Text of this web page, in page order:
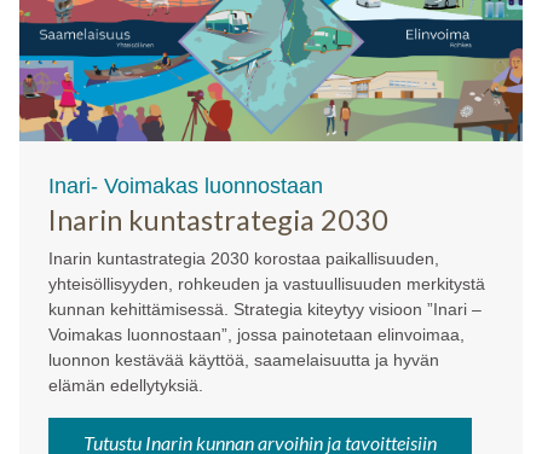
Inari- Voimakas luonnostaan
Inarin kuntastrategia 2030
Inarin kuntastrategia 2030 korostaa paikallisuuden,
yhteisöllisyyden, rohkeuden ja vastuullisuuden merkitystä
kunnan kehittämisessä. Strategia kiteytyy visioon ”Inari –
Voimakas luonnostaan”, jossa painotetaan elinvoimaa,
luonnon kestävää käyttöä, saamelaisuutta ja hyvän
elämän edellytyksiä.
Tutustu Inarin kunnan arvoihin ja tavoitteisiin